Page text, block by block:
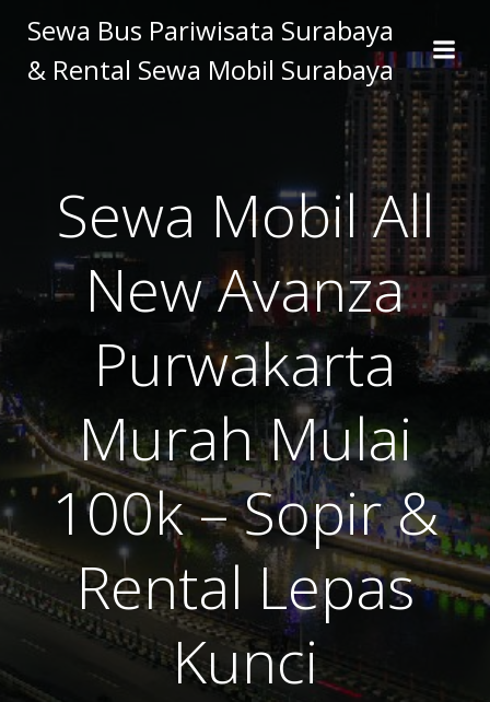
to
content
Sewa Bus Pariwisata Surabaya
& Rental Sewa Mobil Surabaya
Sewa Mobil All
New Avanza
Purwakarta
Murah Mulai
100k – Sopir &
Rental Lepas
Kunci